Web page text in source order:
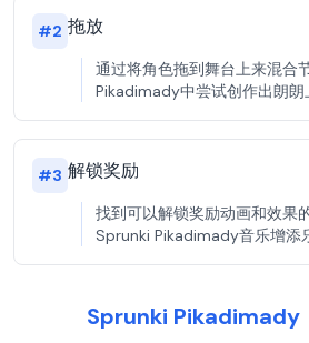
#2 拖放
通过将角色拖到舞台上来混合
Pikadimady中尝试创作出朗朗
#3 解锁奖励
找到可以解锁奖励动画和效果
Sprunki Pikadimady音乐增添
Sprunki Pikadimady